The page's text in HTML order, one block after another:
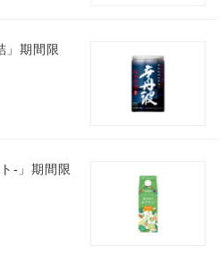
」期間限
-」期間限